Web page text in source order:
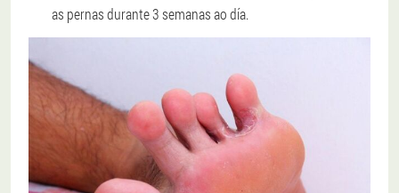
as pernas durante 3 semanas ao día.